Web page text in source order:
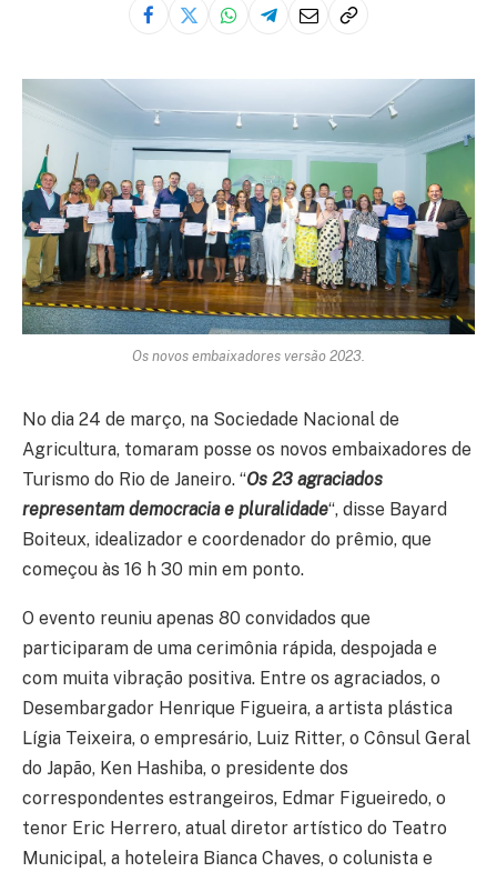
Os novos embaixadores versão 2023.
No dia 24 de março, na Sociedade Nacional de
Agricultura, tomaram posse os novos embaixadores de
Turismo do Rio de Janeiro. “Os 23 agraciados
representam democracia e pluralidade“, disse Bayard
Boiteux, idealizador e coordenador do prêmio, que
começou às 16 h 30 min em ponto.
O evento reuniu apenas 80 convidados que
participaram de uma cerimônia rápida, despojada e
com muita vibração positiva. Entre os agraciados, o
Desembargador Henrique Figueira, a artista plástica
Lígia Teixeira, o empresário, Luiz Ritter, o Cônsul Geral
do Japão, Ken Hashiba, o presidente dos
correspondentes estrangeiros, Edmar Figueiredo, o
tenor Eric Herrero, atual diretor artístico do Teatro
Municipal, a hoteleira Bianca Chaves, o colunista e